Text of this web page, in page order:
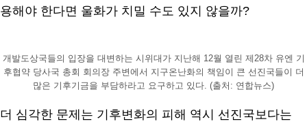
용해야 한다면 울화가 치밀 수도 있지 않을까?
개발도상국들의 입장을 대변하는 시위대가 지난해 12월 열린 제28차 유엔 기
후협약 당사국 총회 회의장 주변에서 지구온난화의 책임이 큰 선진국들이 더
많은 기후기금을 부담하라고 요구하고 있다. (출처: 연합뉴스)
더 심각한 문제는 기후변화의 피해 역시 선진국보다는